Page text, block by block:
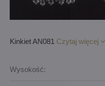
Kinkiet AN081 Czytaj więcej
Wysokość: